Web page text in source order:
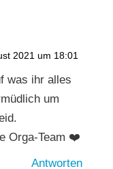
2021 um 18:01
was ihr alles
um
Orga-Team ❤️
Antworten